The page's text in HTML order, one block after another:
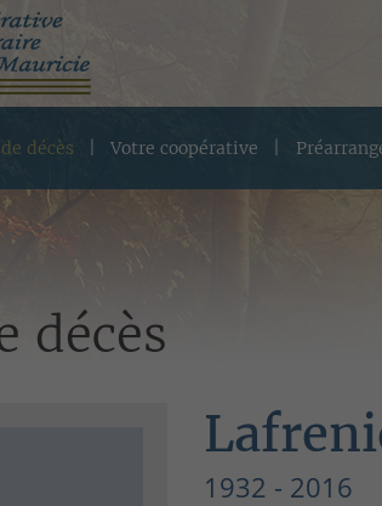
décès Votre coopérative
décès
1932 - 2016